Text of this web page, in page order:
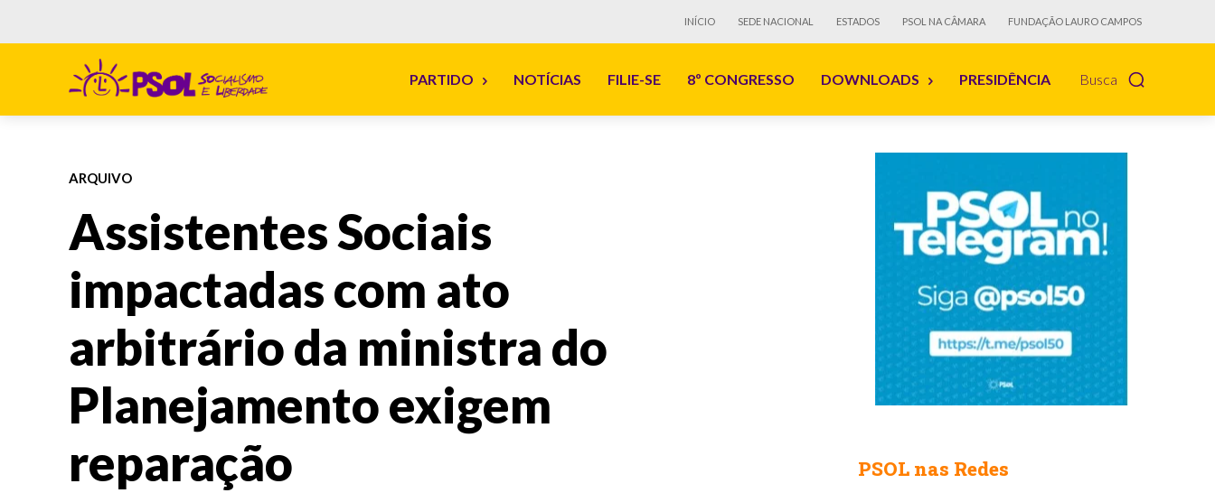
INÍCIO SEDE NACIONAL ESTADOS PSOL NA CÂMARA FUNDAÇÃO LAURO CAMPOS
Busca
PARTIDO NOTÍCIAS FILIE-SE 8º CONGRESSO DOWNLOADS PRESIDÊNCIA
ARQUIVO
Assistentes Sociais
impactadas com ato
arbitrário da ministra do
Planejamento exigem
reparação
PSOL nas Redes